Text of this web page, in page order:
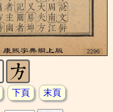
下頁 末頁